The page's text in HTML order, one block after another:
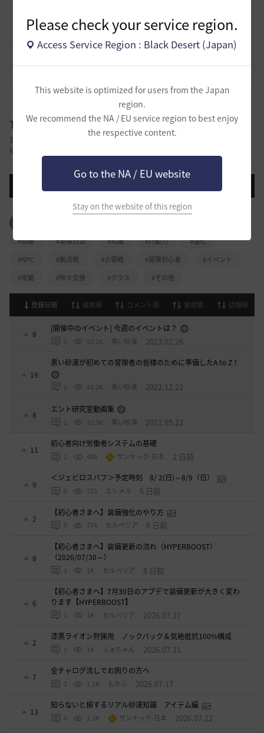
Please check your service region.
Access Service Region : Black Desert (Japan)
This website is optimized for users from the Japan
region.
We recommend the NA / EU service region to best enjoy
the respective content.
Go to the NA / EU website
Stay on the website of this region
TIP&攻略
冒険しながら積み上げてきた自分だけのノウハウ、攻略、コツを他の冒険者
様と共有できる掲示板です。
#依頼
#冒険日誌 #知識 #行動力
#強化
#NPC
#拠点戦 #占領戦 #冒険初心者
#イベント
#攻略
#物々交換 #クラス #その他
登録日順 検索順 コメント順 推奨順 話題順
8
[開催中のイベント] 今週のイベントは？
0 53.1K 黒い砂漠 2023.02.28
19
黒い砂漠が初めての冒険者の皆様のために準備したA to Z！
2 43.2K 黒い砂漠 2022.12.21
8
エント研究室動画集
1 32.3K 黒い砂漠 2021.05.12
11
初心者向け労働者システムの基礎
1 409 ザンナック-日本 2 日前
9
＜ジェピロスバフ＞予定時刻 8/ 2(日)～8/9（日）
0 723 エレメル 6 日前
2
【初心者さまへ】装備強化のやり方
0 774 セルベリア 6 日前
8
【初心者さまへ】装備更新の流れ（HYPERBOOST）
（2026/07/30～）
1 1K セルベリア 8 日前
6
【初心者さまへ】7月30日のアプデで装備更新が大きく変わ
ります【HYPERBOOST】
1 1K セルベリア 2026.07.27
2
漆黒ライオン狩猟用 ノックバック＆気絶抵抗100%構成
1 1K ふぁちゃん 2026.07.21
7
全チャログ流しでお困りの方へ
1 1.1K もかふ 2026.07.17
13
知らないと損するリアル砂漠知識 アイテム編
0 1.3K ザンナック-日本 2026.07.12